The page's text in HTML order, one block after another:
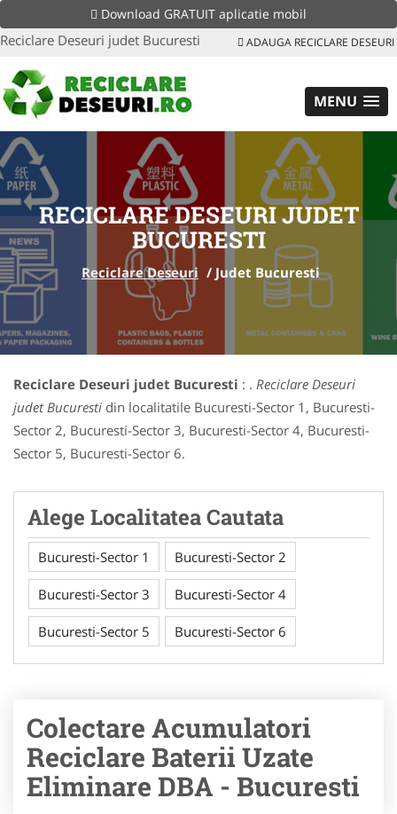
Download GRATUIT aplicatie mobil
Reciclare Deseuri judet Bucuresti ADAUGA RECICLARE DESEURI
MENU
RECICLARE DESEURI JUDET
BUCURESTI
Reciclare Deseuri / Judet Bucuresti
Reciclare Deseuri judet Bucuresti : . Reciclare Deseuri
judet Bucuresti din localitatile Bucuresti-Sector 1, Bucuresti-
Sector 2, Bucuresti-Sector 3, Bucuresti-Sector 4, Bucuresti-
Sector 5, Bucuresti-Sector 6.
Alege Localitatea Cautata
Bucuresti-Sector 1 Bucuresti-Sector 2
Bucuresti-Sector 3 Bucuresti-Sector 4
Bucuresti-Sector 5 Bucuresti-Sector 6
Colectare Acumulatori
Reciclare Baterii Uzate
Eliminare DBA - Bucuresti